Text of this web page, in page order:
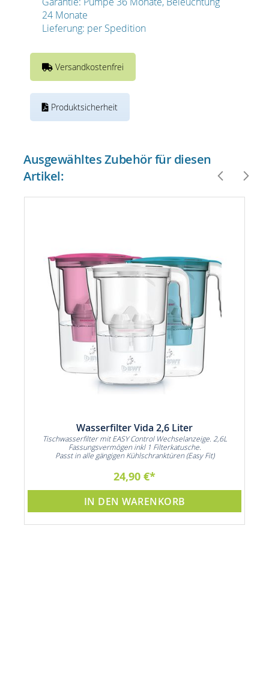
24 Monate
Lieferung: per Spedition
Versandkostenfrei
Produktsicherheit
Ausgewähltes Zubehör für diesen
Artikel:
Wasserfilter Vida 2,6 Liter
Tischwasserfilter mit EASY Control Wechselanzeige. 2,6L
Fassungsvermögen inkl 1 Filterkatusche.
Passt in alle gängigen Kühlschranktüren (Easy Fit)
24,90 €
IN DEN WARENKORB